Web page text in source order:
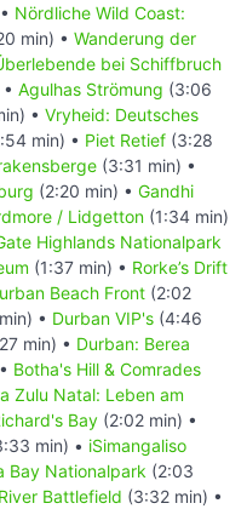
Nördliche Wild Coast:
min) • Wanderung der
bei Schiffbruch
Agulhas Strömung (3:06
• Vryheid: Deutsches
min) • Piet Retief (3:28
(3:31 min) •
(2:20 min) • Gandhi
/ Lidgetton (1:34 min)
Highlands Nationalpark
(1:37 min) • Rorke’s Drift
Beach Front (2:02
• Durban VIP's (4:46
min) • Durban: Berea
Botha's Hill & Comrades
Zulu Natal: Leben am
Bay (2:02 min) •
min) • iSimangaliso
Bay Nationalpark (2:03
Battlefield (3:32 min) •